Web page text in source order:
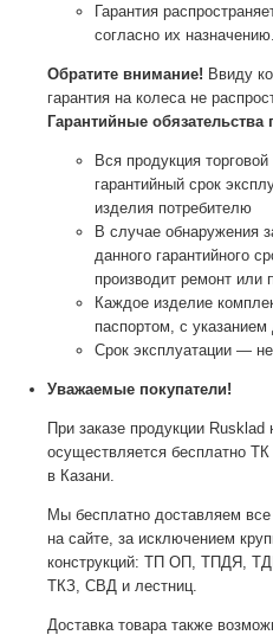
Гарантия
согласно их назначению.
Обратите внимание! Ввиду
гарантия на колеса не
Гарантийные обязательства
Вся продукция
гарантийный срок
изделия потребителю
В случае обнаружения
данного гарантийного
производит ремонт или
Каждое изделие
паспортом, с
Срок эксплуатации —
Уважаемые покупатели!
При заказе продукции Rusklad
осуществляется бесплатно
в Казани.
Мы бесплатно доставляем
на сайте, за исключением
конструкций: ТП ОП, ТПДЯ,
ТКЗ, СВД и лестниц.
Доставка товара также